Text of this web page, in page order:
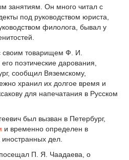
занятиям. Он много читал с
под руководством юриста,
филолога, бывал у
своим товарищем Ф. И.
поэтические дарования,
сообщил Вяземскому,
хранил их долгое время и
для напечатания в Русском
был вызван в Петербург,
и временно определен в
дел.
П. Я. Чаадаева, о